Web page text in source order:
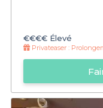
€€€€ Élevé
Privateaser :